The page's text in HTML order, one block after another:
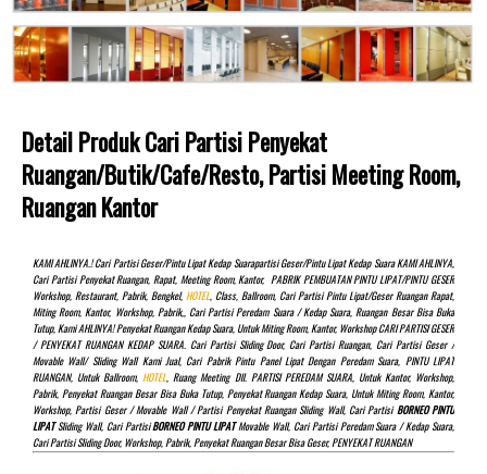
Detail Produk Cari Partisi Penyekat
Ruangan/butik/cafe/resto, Partisi Meeting Room,
Ruangan Kantor
KAMI AHLINYA.! Cari Partisi Geser/pintu Lipat Kedap Suarapartisi Geser/pintu Lipat Kedap Suara KAMI AHLINYA,
Cari Partisi Penyekat Ruangan, Rapat, Meeting Room, Kantor, PABRIK PEMBUATAN PINTU LIPAT/PINTU GESER
Workshop, Restaurant, Pabrik, Bengkel, HOTEL, Class, Ballroom, Cari Partisi Pintu Lipat/Geser Ruangan Rapat,
Miting Room, Kantor, Workshop, Pabrik,, Cari Partisi Peredam Suara / Kedap Suara, Ruangan Besar Bisa Buka
Tutup, Kami AHLINYA! Penyekat Ruangan Kedap Suara, Untuk Miting Room, Kantor, Workshop CARI PARTISI GESER
/ PENYEKAT RUANGAN KEDAP SUARA. Cari Partisi Sliding Door, Cari Partisi Ruangan, Cari Partisi Geser /
Movable Wall/ Sliding Wall Kami Jual, Cari Pabrik Pintu Panel Lipat Dengan Peredam Suara, PINTU LIPAT
RUANGAN, Untuk Ballroom,HOTEL, Ruang Meeting Dll. PARTISI PEREDAM SUARA, Untuk Kantor, Workshop,
Pabrik, Penyekat Ruangan Besar Bisa Buka Tutup, Penyekat Ruangan Kedap Suara, Untuk Miting Room, Kantor,
Workshop, Partisi Geser / Movable Wall / Partisi Penyekat Ruangan Sliding Wall, Cari PartisiBORNEO PINTU
LIPATSliding Wall, Cari PartisiBORNEO PINTU LIPATMovable Wall, Cari Partisi Peredam Suara / Kedap Suara,
Cari Partisi Sliding Door, Workshop, Pabrik, Penyekat Ruangan Besar Bisa Geser, PENYEKAT RUANGAN